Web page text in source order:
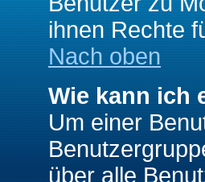
ihnen Rechte
Nach oben
Wie kann ich
Um einer
über alle